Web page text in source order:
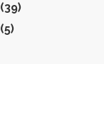
(39)
(5)